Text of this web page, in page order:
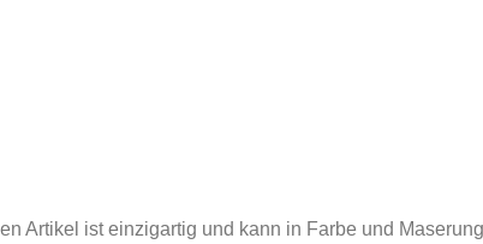
Artikel ist einzigartig und kann in Farbe und